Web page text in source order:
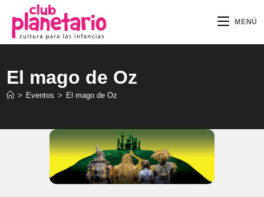
contenido
MENÚ
El mago de Oz
> Eventos > El mago de Oz